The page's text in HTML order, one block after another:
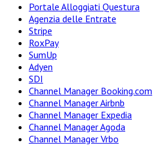
Portale Alloggiati Questura
Agenzia delle Entrate
Stripe
RoxPay
SumUp
Adyen
SDI
Channel Manager Booking.com
Channel Manager Airbnb
Channel Manager Expedia
Channel Manager Agoda
Channel Manager Vrbo